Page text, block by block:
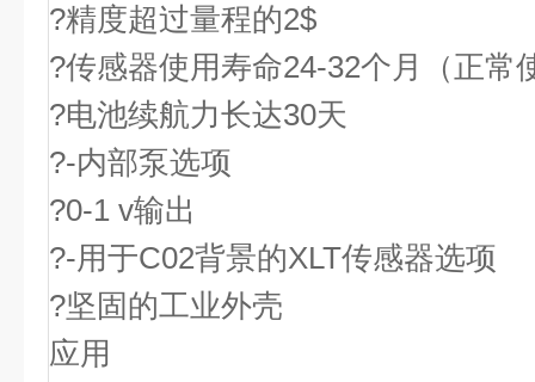
?精度超过量程的2$
?传感器使用寿命24-32个月（正常
?电池续航力长达30天
?-内部泵选项
?0-1 v输出
?-用于C02背景的XLT传感器选项
?坚固的工业外壳
应用